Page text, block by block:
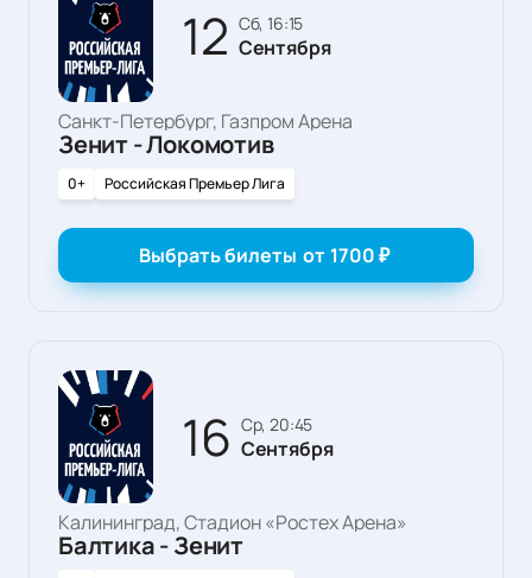
12 сб, 16:15
Сентября
Санкт-Петербург, Газпром Арена
Зенит - Локомотив
0+ Российская Премьер Лига
Выбрать билеты от 1700₽
16 ср, 20:45
Сентября
Калининград, Стадион «Ростех Арена»
Балтика - Зенит